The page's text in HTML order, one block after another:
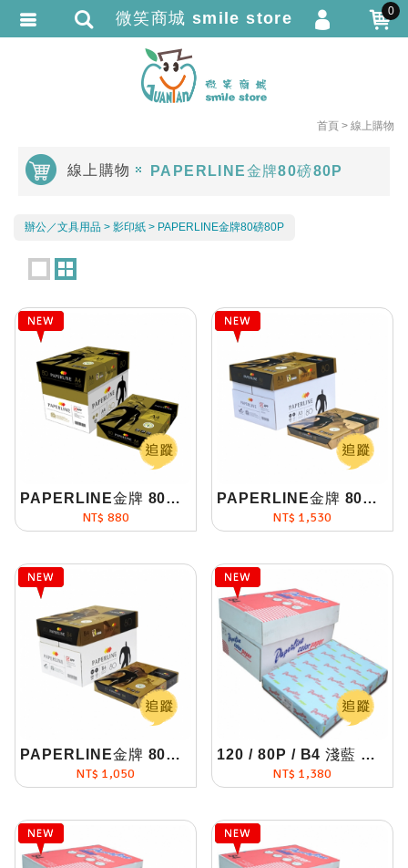
首頁 線上購物
線上購物 PAPERLINE金牌80磅80P
辦公／文具用品 影印紙 PAPERLINE金牌80磅80P
PAPERLINE金牌 80P A4影印紙(每箱5包)
NT$ 880
PAPERLINE金牌 80P A3影印紙(每箱5包)
NT$ 1,530
PAPERLINE金牌 80P B4影印紙(每箱5包)
NT$ 1,050
120 / 80P / B4 淺藍 影印紙(每箱5包)
NT$ 1,380
微笑商城 smile store 0
會員登入
會員註冊
匯款通知
繁體中文